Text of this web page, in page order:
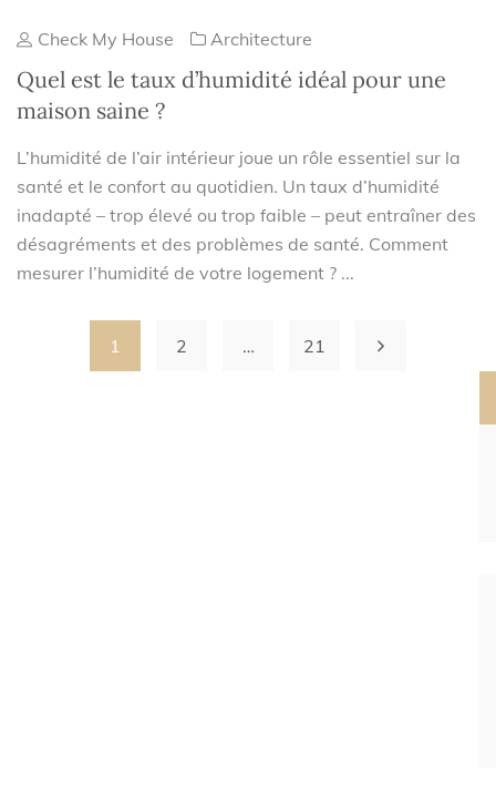
Check My House Architecture
Quel est le taux d’humidité idéal pour une
maison saine ?
L’humidité de l’air intérieur joue un rôle essentiel sur la
santé et le confort au quotidien. Un taux d’humidité
inadapté – trop élevé ou trop faible – peut entraîner des
désagréments et des problèmes de santé. Comment
mesurer l’humidité de votre logement ? ...
1 2 … 21